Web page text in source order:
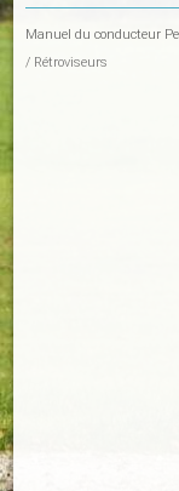
Manuel du conducteur
/ Rétroviseurs